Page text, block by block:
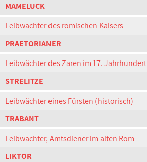
MAMELUCK
Leibwächter des römischen Kaisers
PRAETORIANER
Leibwächter des Zaren im 17. Jahrhundert
STRELITZE
Leibwächter eines Fürsten (historisch)
TRABANT
Leibwächter, Amtsdiener im alten Rom
LIKTOR